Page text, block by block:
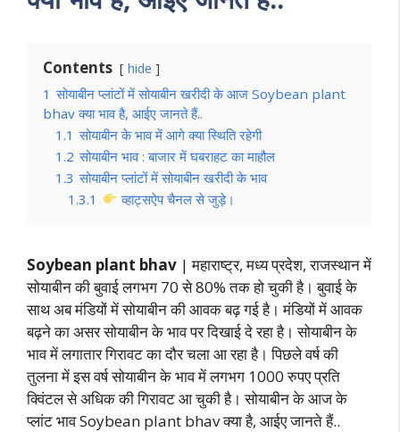
Contents hide
1 सोयाबीन प्लांटों में सोयाबीन खरीदी के आज Soybean plant
bhav क्या भाव है, आईए जानते हैं..
1.1 सोयाबीन के भाव में आगे क्या स्थिति रहेगी
1.2 सोयाबीन भाव : बाजार में घबराहट का माहौल
1.3 सोयाबीन प्लांटों में सोयाबीन खरीदी के भाव
1.3.1
व्हाट्सऐप चैनल से जुड़े।
Soybean plant bhav | महाराष्ट्र, मध्य प्रदेश, राजस्थान में
सोयाबीन की बुवाई लगभग 70 से 80% तक हो चुकी है। बुवाई के
साथ अब मंडियों में सोयाबीन की आवक बढ़ गई है। मंडियों में आवक
बढ़ने का असर सोयाबीन के भाव पर दिखाई दे रहा है। सोयाबीन के
भाव में लगातार गिरावट का दौर चला आ रहा है। पिछले वर्ष की
तुलना में इस वर्ष सोयाबीन के भाव में लगभग 1000 रुपए प्रति
क्विंटल से अधिक की गिरावट आ चुकी है। सोयाबीन के आज के
प्लांट भाव Soybean plant bhav क्या है, आईए जानते हैं..